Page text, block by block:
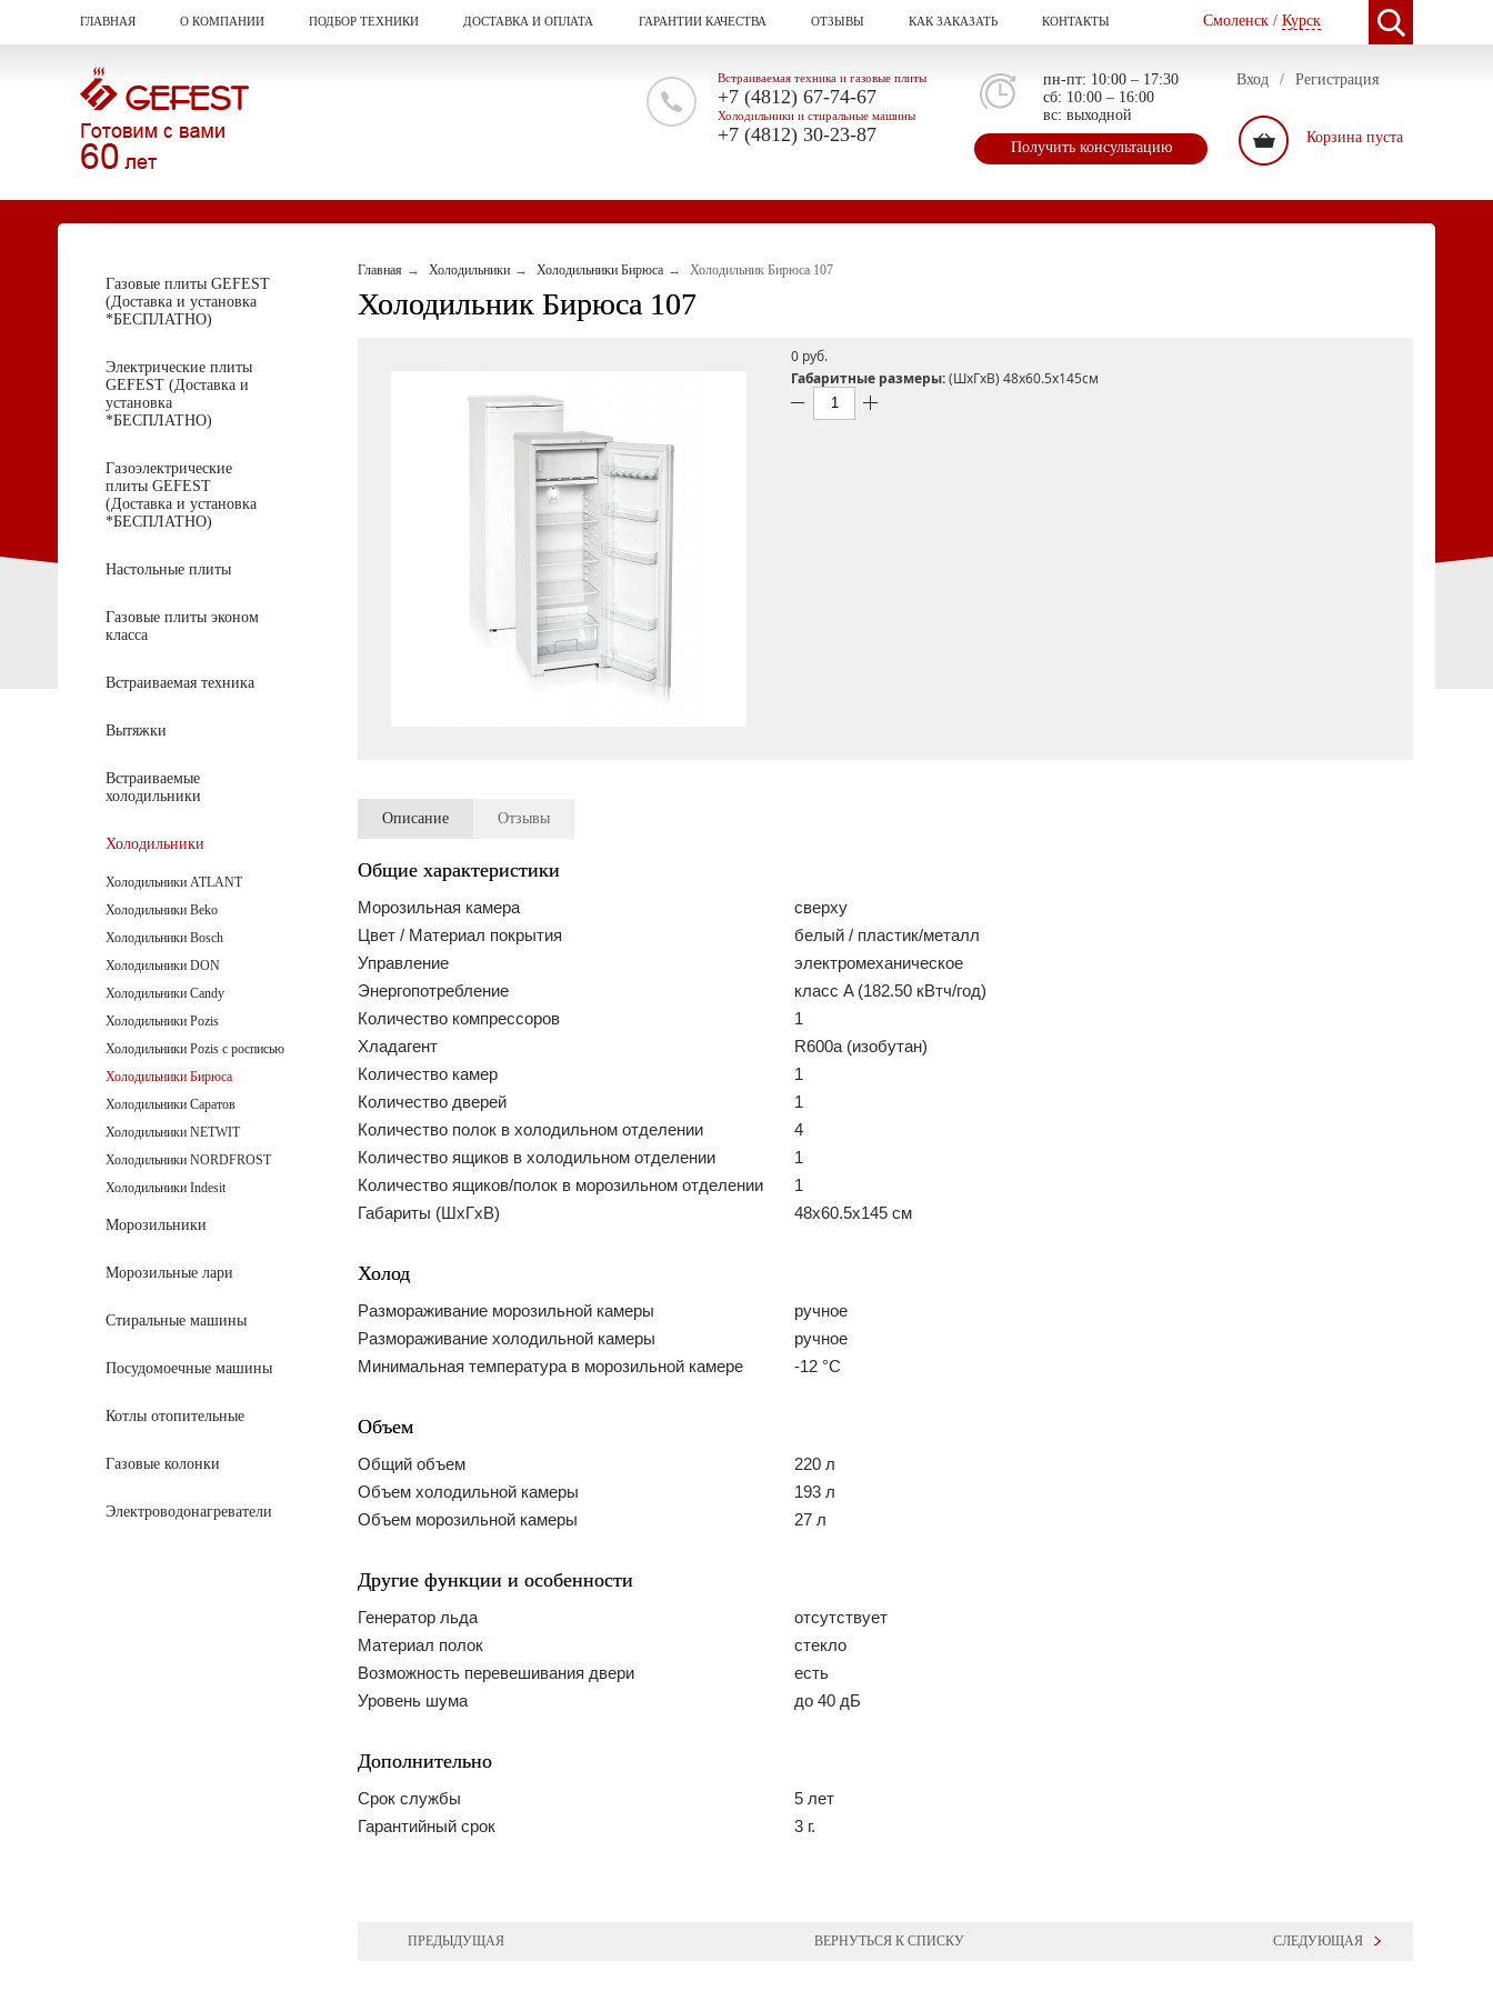
Получить консультацию
пн-пт: 10:00 – 17:30
сб: 10:00 – 16:00
вс: выходной
Встраиваемая техника и газовые плиты
+7 (4812) 67-74-67
Холодильники и стиральные машины
+7 (4812) 30-23-87
Смоленск / Курск
ГЛАВНАЯ О КОМПАНИИ ПОДБОР ТЕХНИКИ ДОСТАВКА И ОПЛАТА ГАРАНТИИ КАЧЕСТВА ОТЗЫВЫ КАК ЗАКАЗАТЬ КОНТАКТЫ
Вход / Регистрация
Корзина пуста
Главная Холодильники Холодильники Бирюса Холодильник Бирюса 107
Холодильник Бирюса 107
0 pуб.
Габаритные размеры:(ШxГxВ) 48x60.5x145см
Описание Отзывы
Общие характеристики
Морозильная камера
сверху
Цвет / Материал покрытия
белый / пластик/металл
Управление
электромеханическое
Энергопотребление
класс A (182.50 кВтч/год)
Количество компрессоров
1
Хладагент
R600a (изобутан)
Количество камер
1
Количество дверей
1
Количество полок в холодильном отделении
4
Количество ящиков в холодильном отделении
1
Количество ящиков/полок в морозильном отделении
1
Габариты (ШxГxВ)
48x60.5x145 см
Холод
Размораживание морозильной камеры
ручное
Размораживание холодильной камеры
ручное
Минимальная температура в морозильной камере
-12 °C
Объем
Общий объем
220 л
Объем холодильной камеры
193 л
Объем морозильной камеры
27 л
Другие функции и особенности
Генератор льда
отсутствует
Материал полок
стекло
Возможность перевешивания двери
есть
Уровень шума
до 40 дБ
Дополнительно
Срок службы
5 лет
Гарантийный срок
3 г.
ПРЕДЫДУЩАЯ ВЕРНУТЬСЯ К СПИСКУ СЛЕДУЮЩАЯ
Газовые плиты GEFEST
(Доставка и установка
*БЕСПЛАТНО)
Электрические плиты
GEFEST (Доставка и
установка
*БЕСПЛАТНО)
Газоэлектрические
плиты GEFEST
(Доставка и установка
*БЕСПЛАТНО)
Настольные плиты
Газовые плиты эконом
класса
Встраиваемая техника
Вытяжки
Встраиваемые
холодильники
Холодильники
Холодильники ATLANT
Холодильники Beko
Холодильники Bosch
Холодильники DON
Холодильники Candy
Холодильники Pozis
Холодильники Pozis с росписью
Холодильники Бирюса
Холодильники Саратов
Холодильники NETWIT
Холодильники NORDFROST
Холодильники Indesit
Морозильники
Морозильные лари
Стиральные машины
Посудомоечные машины
Котлы отопительные
Газовые колонки
Электроводонагреватели